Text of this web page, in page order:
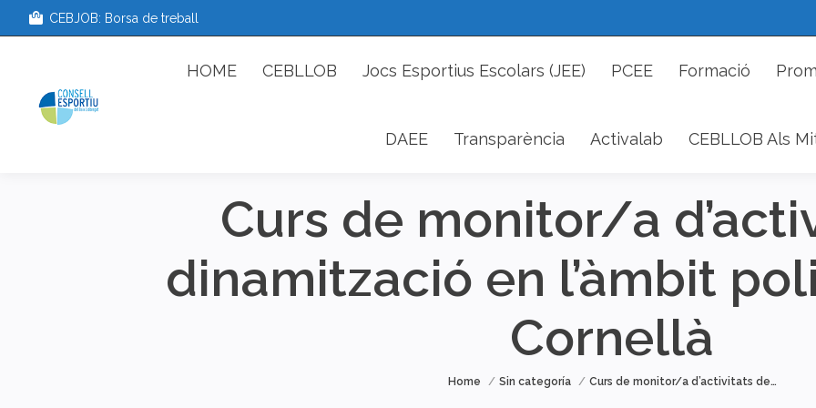
CEBJOB: Borsa de treball
HOME CEBLLOB Jocs Esportius Escolars (JEE) PCEE Formació
DAEE Transparència Activalab CEBLLOB Als
Curs de monitor/a
dinamització en l’àmbit
Cornellà
You are here:
Home Sin categoría Curs de monitor/a d’activitats de…